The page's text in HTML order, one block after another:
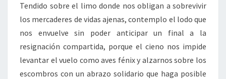
Tendido sobre el limo donde nos obligan a sobrevivir
los mercaderes de vidas ajenas, contemplo el lodo que
nos envuelve sin poder anticipar un final a la
resignación compartida, porque el cieno nos impide
levantar el vuelo como aves fénix y alzarnos sobre los
escombros con un abrazo solidario que haga posible